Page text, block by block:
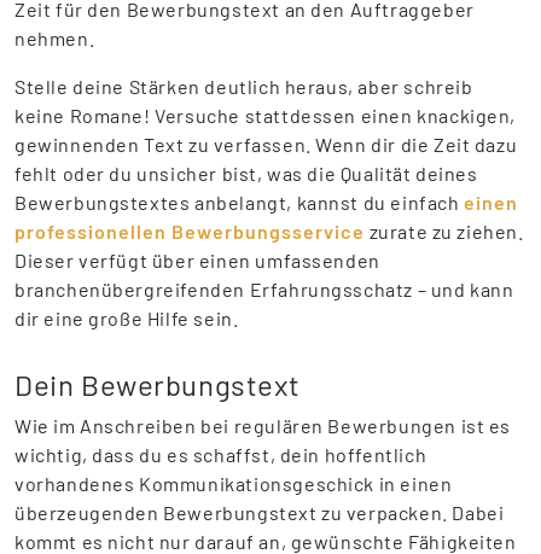
Zeit für den Bewerbungstext an den Auftraggeber
nehmen.
Stelle deine Stärken deutlich heraus, aber schreib
keine Romane! Versuche stattdessen einen knackigen,
gewinnenden Text zu verfassen. Wenn dir die Zeit dazu
fehlt oder du unsicher bist, was die Qualität deines
Bewerbungstextes anbelangt, kannst du einfacheinen
professionellen Bewerbungsservice zurate zu ziehen.
Dieser verfügt über einen umfassenden
branchenübergreifenden Erfahrungsschatz – und kann
dir eine große Hilfe sein.
Dein Bewerbungstext
Wie im Anschreiben bei regulären Bewerbungen ist es
wichtig, dass du es schaffst, dein hoffentlich
vorhandenes Kommunikationsgeschick in einen
überzeugenden Bewerbungstext zu verpacken. Dabei
kommt es nicht nur darauf an, gewünschte Fähigkeiten